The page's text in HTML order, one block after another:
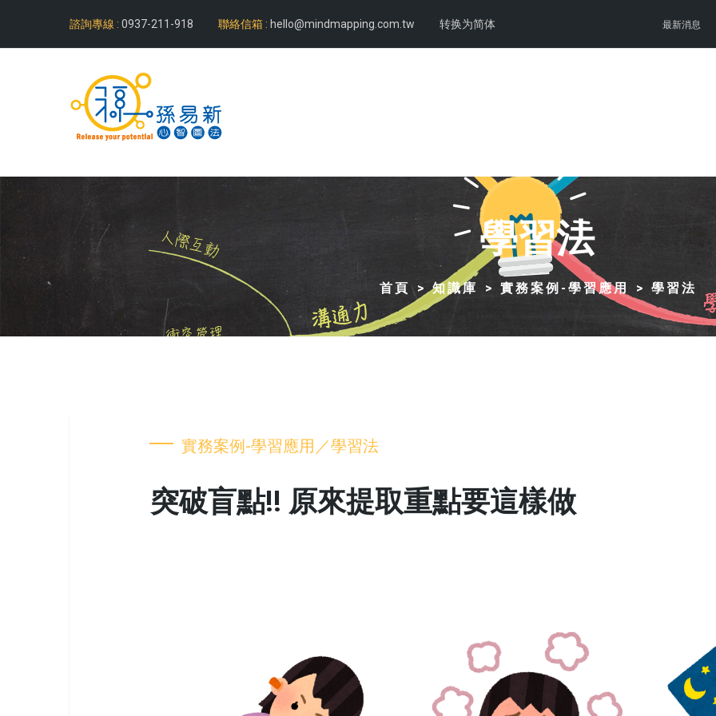
諮詢專線 : 0937-211-918 聯絡信箱 : hello@mindmapping.com.tw 转换为简体 最新消息
學習法
首頁 知識庫 實務案例-學習應用 學習法
實務案例-學習應用／學習法
突破盲點!! 原來提取重點要這樣做